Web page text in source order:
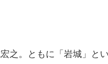
之。ともに「岩城」と